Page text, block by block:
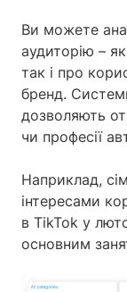
Ви можете
аудиторію –
так і про
бренд.
дозволяють
чи професії
Наприклад,
інтересами
в TikTok у
основним